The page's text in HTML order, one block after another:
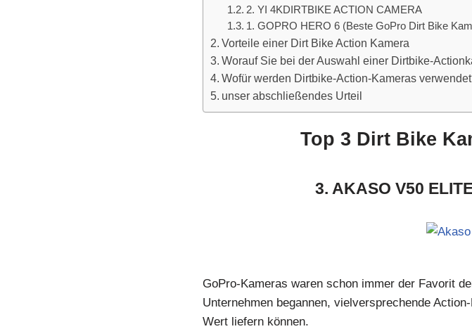
2. YI 4KDIRTBIKE ACTION CAMERA
1. GOPRO HERO 6 (Beste GoPro Dirt Bike
Vorteile einer Dirt Bike Action Kamera
Worauf Sie bei der Auswahl einer Dirtbike-
Wofür werden Dirtbike-Action-Kameras
unser abschließendes Urteil
Top 3 Dirt Bike
3. AKASO V50
GoPro-Kameras waren schon immer der Favorit
Unternehmen begannen, vielversprechende
Wert liefern können.